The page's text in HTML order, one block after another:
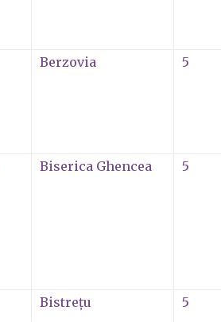
Berzovia 5
Biserica Ghencea 5
Bistreţu 5